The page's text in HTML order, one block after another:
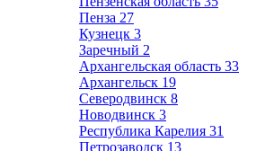
Пенза 27
Кузнецк 3
Заречный 2
Архангельская область 33
Архангельск 19
Северодвинск 8
Новодвинск 3
Республика Карелия 31
Петрозаводск 13